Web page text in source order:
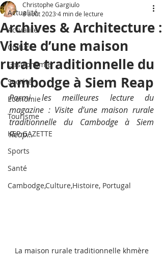
Actualité
Actualité
Culture
Gastronomie
Société
Economie
Tourisme
KEP GAZETTE
Sports
Santé
Cambodge,Culture,Histoire, Portugal
Archives & Architecture :
Visite d’une maison
rurale traditionnelle du
Cambodge à Siem Reap
Christophe Gargiulo
8 août 2023 4 min de lecture
Parmi les meilleures lecture du
magazine : Visite d’une maison rurale
traditionnelle du Cambodge à Siem
Reap...
La maison rurale traditionnelle khmère